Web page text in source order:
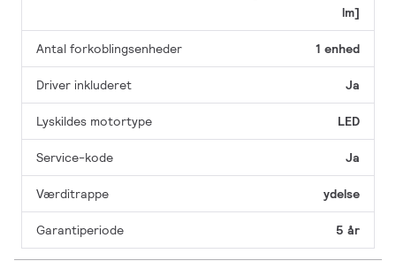
lm]
Antal forkoblingsenheder 1 enhed
Driver inkluderet Ja
Lyskildes motortype LED
Service-kode Ja
Værditrappe ydelse
Garantiperiode 5 år